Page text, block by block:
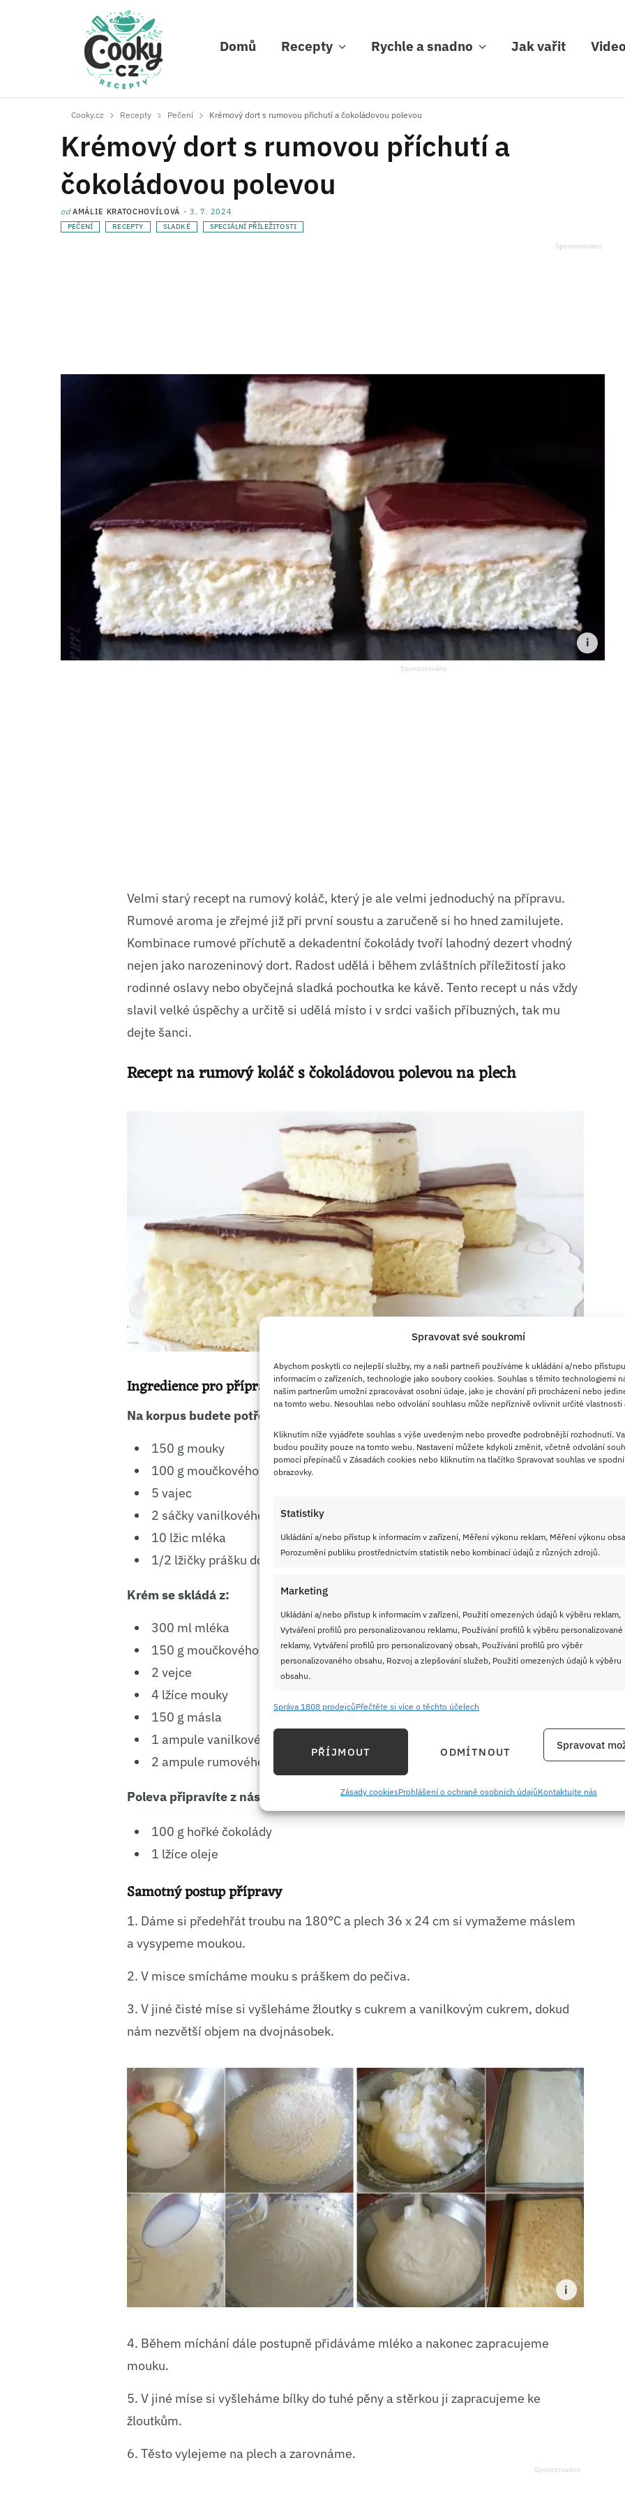
Spravovat své soukromí
Abychom poskytli co nejlepší služby, my a naši partneři používáme k ukládání a/nebo
informacím o zařízeních, technologie jako soubory cookies. Souhlas s těmito technologiemi
našim partnerům umožní zpracovávat osobní údaje, jako je chování při procházení nebo
na tomto webu. Nesouhlas nebo odvolání souhlasu může nepříznivě ovlivnit určité vlastnosti
Kliknutím níže vyjádřete souhlas s výše uvedeným nebo proveďte podrobnější rozhodnutí.
budou použity pouze na tomto webu. Nastavení můžete kdykoli změnit, včetně odvolání
pomocí přepínačů v Zásadách cookies nebo kliknutím na tlačítko Spravovat souhlas ve
obrazovky.
Statistiky
Ukládání a/nebo přístup k informacím v zařízení, Měření výkonu reklam, Měření výkonu
Porozumění publiku prostřednictvím statistik nebo kombinací údajů z různých zdrojů.
Marketing
Ukládání a/nebo přístup k informacím v zařízení, Použití omezených údajů k výběru reklam,
Vytváření profilů pro personalizovanou reklamu, Používání profilů k výběru personalizované
reklamy, Vytváření profilů pro personalizovaný obsah, Používání profilů pro výběr
personalizovaného obsahu, Rozvoj a zlepšování služeb, Použití omezených údajů k výběru
obsahu.
Funkce
Identifikace zařízení na základě automaticky přenášených informací.
Používání přesných údajů o zeměpisné poloze, Identifikace zařízení na
základě aktivně požadovaných informací.
Ukládání a sdělování voleb ochrany osobních údajů.
Správa 1808 prodejcůPřečtěte si více o těchto účelech
PŘÍJMOUT ODMÍTNOUT
Spravovat
Zásady cookiesProhlášení o ochraně osobních údajůKontaktujte nás
Domů Recepty Rychle a snadno Jak vařit Video
Cooky.cz Recepty Pečení Krémový dort s rumovou příchutí a čokoládovou polevou
Krémový dort s rumovou příchutí a
čokoládovou polevou
odAMÁLIE KRATOCHOVÍLOVÁ 3. 7. 2024
PEČENÍ RECEPTY SLADKÉ SPECIÁLNÍ PŘÍLEŽITOSTI
Velmi starý recept na rumový koláč, který je ale velmi jednoduchý na přípravu.
Rumové aroma je zřejmé již při první soustu a zaručeně si ho hned zamilujete.
Kombinace rumové příchutě a dekadentní čokolády tvoří lahodný dezert vhodný
nejen jako narozeninový dort. Radost udělá i během zvláštních příležitostí jako
rodinné oslavy nebo obyčejná sladká pochoutka ke kávě. Tento recept u nás vždy
slavil velké úspěchy a určitě si udělá místo i v srdci vašich příbuzných, tak mu
dejte šanci.
Recept na rumový koláč s čokoládovou polevou na plech
Ingredience pro přípravu
Na korpus budete potřebovat tyto suroviny:
150 g mouky
100 g moučkového cukru
5 vajec
2 sáčky vanilkového cukru
10 lžic mléka
1/2 lžičky prášku do pečiva
Krém se skládá z:
300 ml mléka
150 g moučkového cukru
2 vejce
4 lžíce mouky
150 g másla
1 ampule vanilkového aroma (2 ml)
2 ampule rumového aroma (4 ml)
Poleva připravíte z následujících surovin:
100 g hořké čokolády
1 lžíce oleje
Samotný postup přípravy
1. Dáme si předehřát troubu na 180°C a plech 36 x 24 cm si vymažeme máslem
a vysypeme moukou.
2. V misce smícháme mouku s práškem do pečiva.
3. V jiné čisté míse si vyšleháme žloutky s cukrem a vanilkovým cukrem, dokud
nám nezvětší objem na dvojnásobek.
4. Během míchání dále postupně přidáváme mléko a nakonec zapracujeme
mouku.
5. V jiné míse si vyšleháme bílky do tuhé pěny a stěrkou ji zapracujeme ke
žloutkům.
6. Těsto vylejeme na plech a zarovnáme.